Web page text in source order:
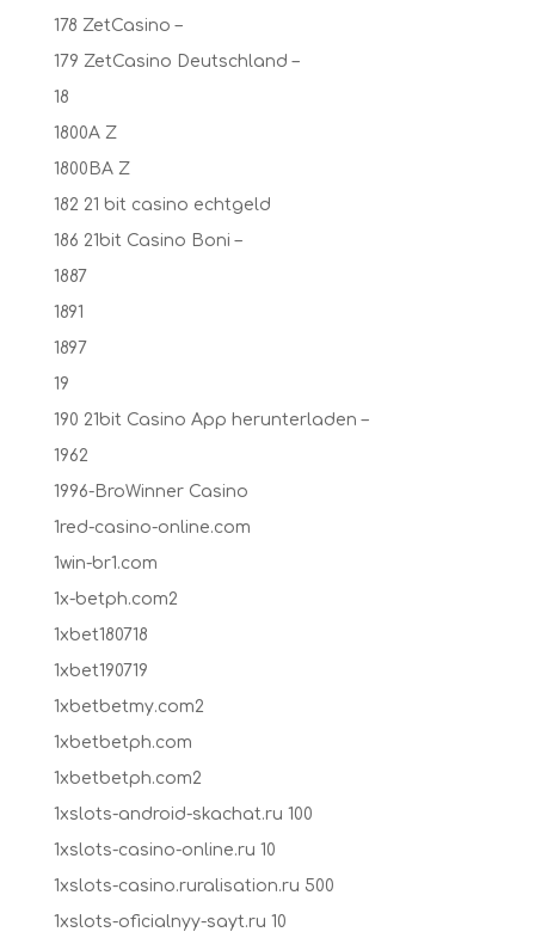
178 ZetCasino –
179 ZetCasino Deutschland –
18
1800A Z
1800BA Z
182 21 bit casino echtgeld
186 21bit Casino Boni –
1887
1891
1897
19
190 21bit Casino App herunterladen –
1962
1996-BroWinner Casino
1red-casino-online.com
1win-br1.com
1x-betph.com2
1xbet180718
1xbet190719
1xbetbetmy.com2
1xbetbetph.com
1xbetbetph.com2
1xslots-android-skachat.ru 100
1xslots-casino-online.ru 10
1xslots-casino.ruralisation.ru 500
1xslots-oficialnyy-sayt.ru 10